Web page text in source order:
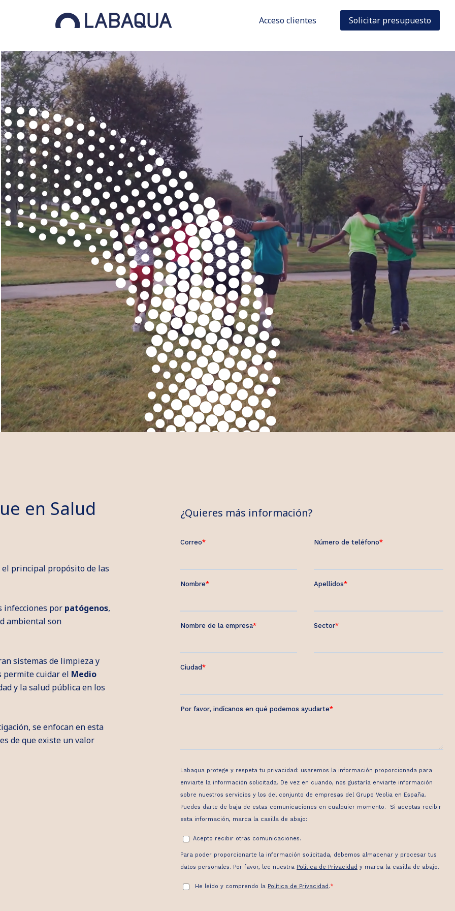
Solicitar presupuesto
Acceso clientes
en Salud
principal propósito de las
infecciones por patógenos,
ambiental son
sistemas de limpieza y
permite cuidar el Medio
y la salud pública en los
se enfocan en esta
de que existe un valor
¿Quieres más información?